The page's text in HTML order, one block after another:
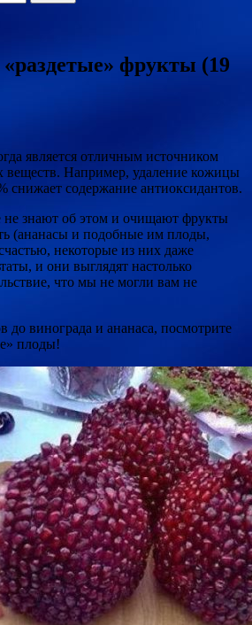
фрукты (19
является отличным источником
веществ. Например, удаление кожицы
снижает содержание антиоксидантов.
не знают об этом и очищают фрукты
(ананасы и подобные им плоды,
некоторые из них даже
и они выглядят настолько
что мы не могли вам не
до винограда и ананаса, посмотрите
плоды!